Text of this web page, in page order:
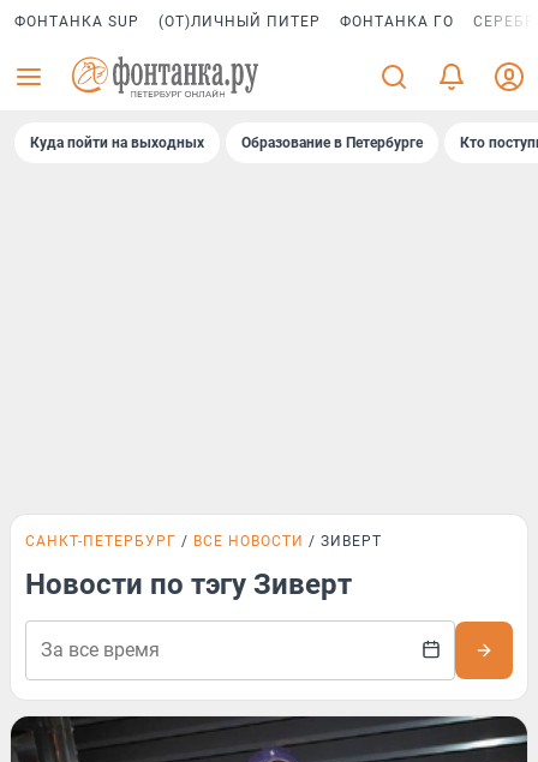
ФОНТАНКА SUP (ОТ)ЛИЧНЫЙ ПИТЕР ФОНТАНКА ГО
Куда пойти на выходных Образование в Петербурге Кто
САНКТ-ПЕТЕРБУРГ ВСЕ НОВОСТИ ЗИВЕРТ
Новости по тэгу Зиверт